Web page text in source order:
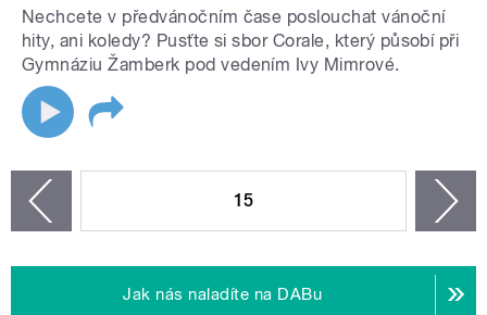
Nechcete v předvánočním čase poslouchat vánoční
hity, ani koledy? Pusťte si sbor Corale, který působí při
Gymnáziu Žamberk pod vedením Ivy Mimrové.
15
Jak nás naladíte na DABu